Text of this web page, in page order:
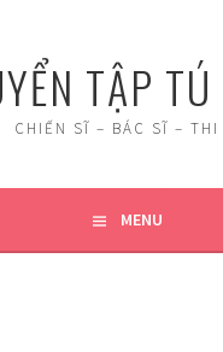
TẬP
CHIẾN SĨ – BÁC SĨ – THI
MENU